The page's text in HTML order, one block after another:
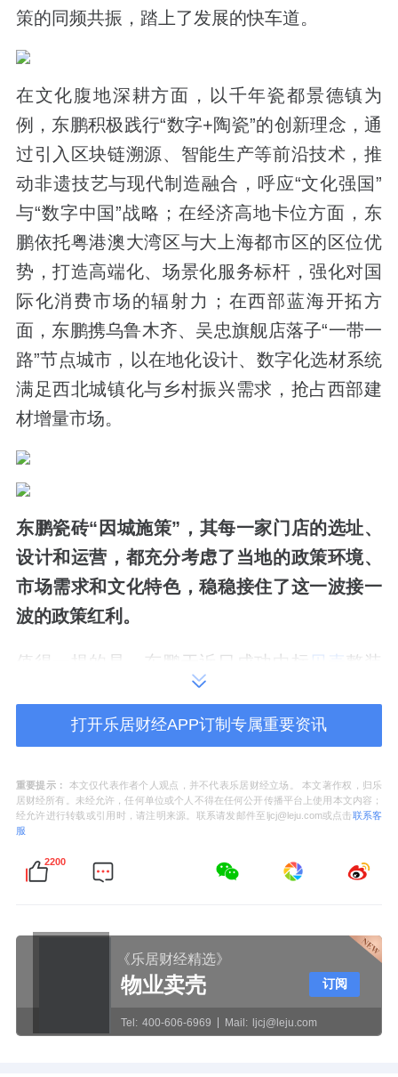
策的同频共振，踏上了发展的快车道。
在文化腹地深耕方面，以千年瓷都景德镇为
例，东鹏积极践行“数字+陶瓷”的创新理念，通
过引入区块链溯源、智能生产等前沿技术，推
动非遗技艺与现代制造融合，呼应“文化强国”
与“数字中国”战略；在经济高地卡位方面，东
鹏依托粤港澳大湾区与大上海都市区的区位优
势，打造高端化、场景化服务标杆，强化对国
际化消费市场的辐射力；在西部蓝海开拓方
面，东鹏携乌鲁木齐、吴忠旗舰店落子“一带一
路”节点城市，以在地化设计、数字化选材系统
满足西北城镇化与乡村振兴需求，抢占西部建
材增量市场。
东鹏瓷砖“因城施策”，其每一家门店的选址、
设计和运营，都充分考虑了当地的政策环境、
市场需求和文化特色，稳稳接住了这一波接一
波的政策红利。
值得一提的是，东鹏于近日成功中标 贝壳
整装
家居全国瓷砖核心供应商，标志着东鹏与贝壳
整装的战略合作迈入“专业化深耕”阶段，更预
示着双方将在整装供应链上实现深度融合。通
过贝壳整装的规模化订单交付，东鹏将最大限
度推动总部、区域、运营商团队的综合服务能
力提升，为消费者提供更加高效、品质、美好
的家居生活，同时也为东鹏门店的服务升级提
02 行业变革：数字化与绿色化重塑竞争逻辑
当下，建陶行业正经历从“规模扩张”到“价值创
造”的深层变革。东鹏凭借“数字化+绿色化”两
打开乐居财经APP订制专属重要资讯
重要提示：
本文仅代表作者个人观点，并不代表乐居财经立场。 本文著作权，归乐
居财经所有。未经允许，任何单位或个人不得在任何公开传播平台上使用本文内容；
经允许进行转载或引用时，请注明来源。联系请发邮件至ljcj@leju.com或点击联系客
服
2200
《乐居财经精选》
物业卖壳
Tel: 400-606-6969 Mail: ljcj@leju.com
订阅